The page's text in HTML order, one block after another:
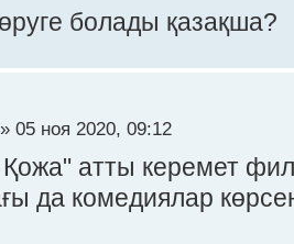
болады қазақша?
» 05 ноя 2020, 09:12
атты керемет
да комедиялар